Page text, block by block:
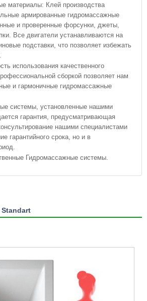
материалы: Клей производства
армированные гидромассажные
и проверенные форсунки, джеты,
Все двигатели устанавливаются на
подставки, что позволяет избежать
использования качественного
сборкой позволяет нам
и гармоничные гидромассажные
системы, установленные нашими
гарантия, предусматривающая
нашими специалистами
гарантийного срока, но и в
Гидромассажные системы.